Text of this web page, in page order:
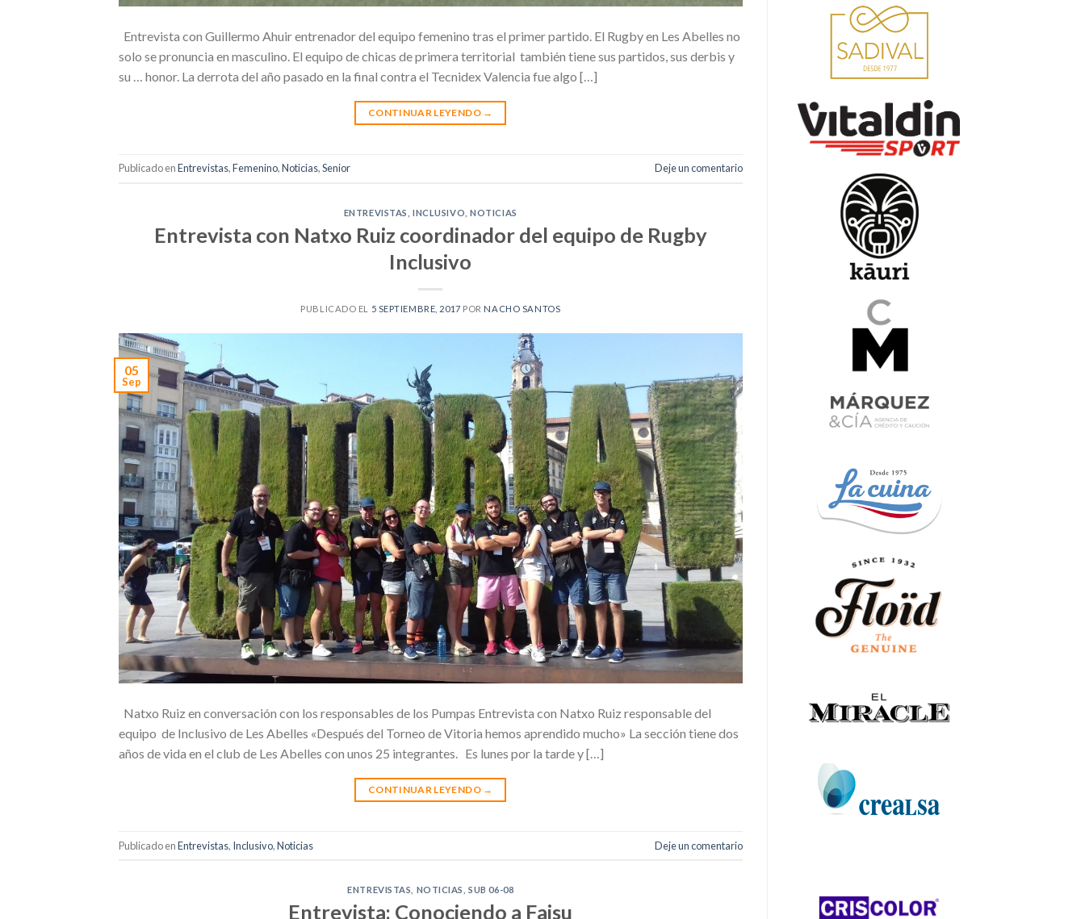
Entrevista con Guillermo Ahuir entrenador del equipo femenino tras el primer partido. El Rugby en Les Abelles no
solo se pronuncia en masculino. El equipo de chicas de primera territorial también tiene sus partidos, sus derbis y
su … honor. La derrota del año pasado en la final contra el Tecnidex Valencia fue algo […]
CONTINUAR LEYENDO →
Publicado enEntrevistas,Femenino,Noticias,Senior Deje un comentario
ENTREVISTAS ,INCLUSIVO ,NOTICIAS
Entrevista con Natxo Ruiz coordinador del equipo de Rugby
Inclusivo
PUBLICADO EL 5 SEPTIEMBRE, 2017 POR NACHO SANTOS
05
Sep
Natxo Ruiz en conversación con los responsables de los Pumpas Entrevista con Natxo Ruiz responsable del
equipo de Inclusivo de Les Abelles «Después del Torneo de Vitoria hemos aprendido mucho» La sección tiene dos
años de vida en el club de Les Abelles con unos 25 integrantes. Es lunes por la tarde y […]
CONTINUAR LEYENDO →
Publicado enEntrevistas, Inclusivo,Noticias Deje un comentario
ENTREVISTAS NOTICIAS ,SUB 06-08
Entrevista: Conociendo a Faisu